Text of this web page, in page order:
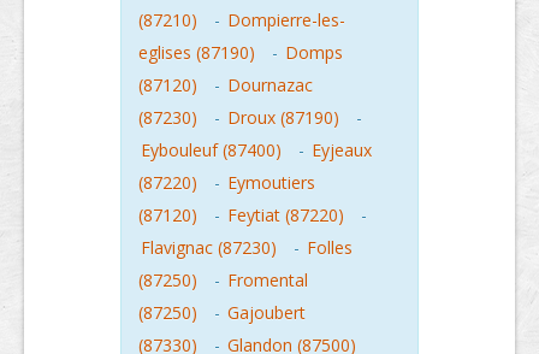
(87210)
- Dompierre-les-
eglises (87190)
- Domps
(87120)
- Dournazac
(87230)
- Droux (87190)
-
Eybouleuf (87400)
- Eyjeaux
(87220)
- Eymoutiers
(87120)
- Feytiat (87220)
-
Flavignac (87230)
- Folles
(87250)
- Fromental
(87250)
- Gajoubert
(87330)
- Glandon (87500)